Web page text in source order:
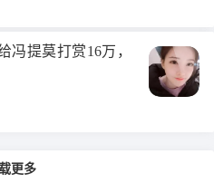
冯提莫打赏16万，
更多